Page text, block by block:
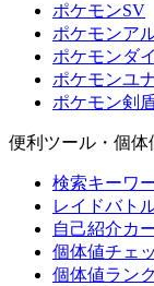
ポケモンSV
ポケモンア
ポケモンダ
ポケモンユ
ポケモン剣
便利ツール・個体
検索キーワ
レイドバト
自己紹介カ
個体値チェ
個体値ラン